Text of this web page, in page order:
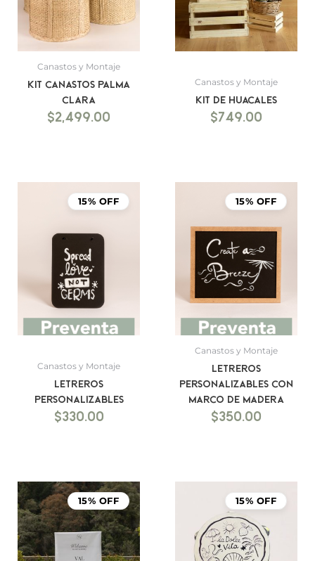
Canastos y Montaje
Kit canastos palma
clara
$2,499.00
Canastos y Montaje
Kit de Huacales
$749.00
15% OFF
Canastos y Montaje
Letreros
personalizables
$330.00
15% OFF
Canastos y Montaje
Letreros
personalizables con
marco de madera
$350.00
15% OFF
Rango
de
precios:
desde
$1,199.00
15% OFF